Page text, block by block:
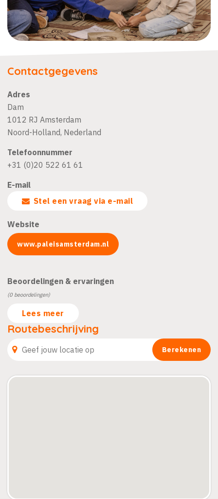
Contactgegevens
Adres
Dam
1012 RJ Amsterdam
Noord-Holland, Nederland
Telefoonnummer
+31 (0)20 522 61 61
E-mail
Stel een vraag via e-mail
Website
www.paleisamsterdam.nl
Beoordelingen & ervaringen
(0 beoordelingen)
Lees meer
Routebeschrijving